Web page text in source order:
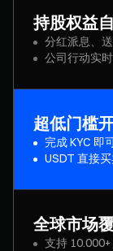
持股权益
分红派息、
公司行动实
超低门槛
完成 KYC 即
USDT 直接
全球市场
支持